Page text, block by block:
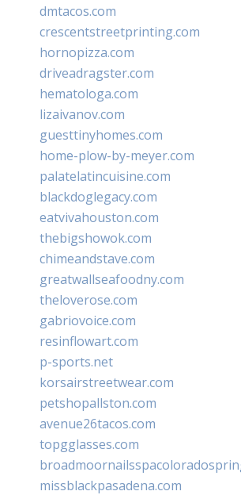
dmtacos.com
crescentstreetprinting.com
hornopizza.com
driveadragster.com
hematologa.com
lizaivanov.com
guesttinyhomes.com
home-plow-by-meyer.com
palatelatincuisine.com
blackdoglegacy.com
eatvivahouston.com
thebigshowok.com
chimeandstave.com
greatwallseafoodny.com
theloverose.com
gabriovoice.com
resinflowart.com
p-sports.net
korsairstreetwear.com
petshopallston.com
avenue26tacos.com
topgglasses.com
missblackpasadena.com